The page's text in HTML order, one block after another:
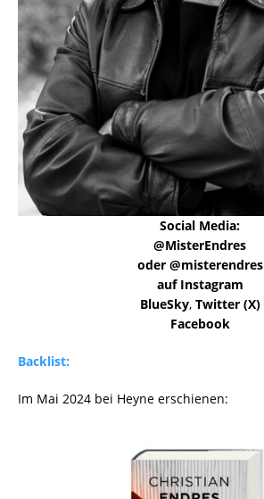
Social Media:
@MisterEndres
oder @misterendres
auf Instagram
BlueSky, Twitter (X)
Facebook
Backlist:
Im Mai 2024 bei Heyne erschienen: